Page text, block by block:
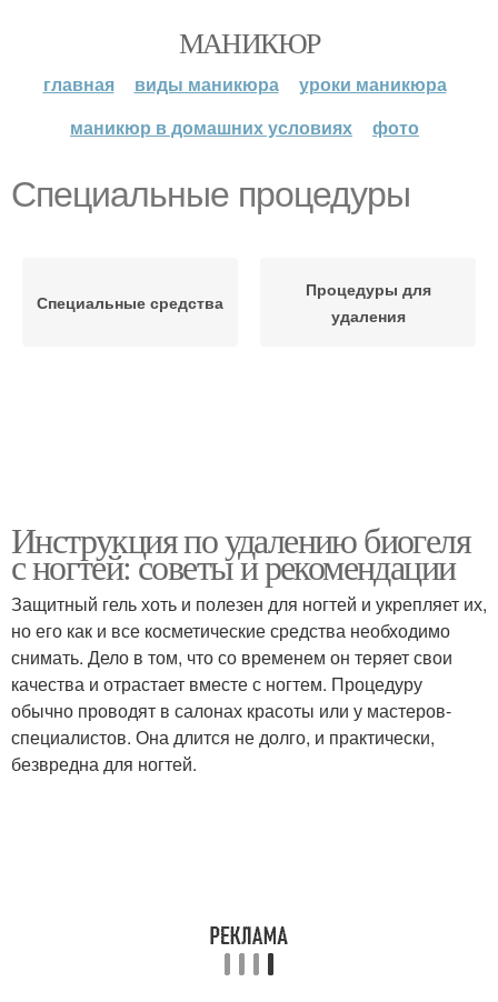
МАНИКЮР
главная виды маникюра
уроки маникюра
маникюр в домашних условиях
фото
Специальные процедуры
Специальные средства
Процедуры для
удаления
Инструкция по удалению биогеля
с ногтей: советы и рекомендации
Защитный гель хоть и полезен для ногтей и укрепляет их,
но его как и все косметические средства необходимо
снимать. Дело в том, что со временем он теряет свои
качества и отрастает вместе с ногтем. Процедуру
обычно проводят в салонах красоты или у мастеров-
специалистов. Она длится не долго, и практически,
безвредна для ногтей.